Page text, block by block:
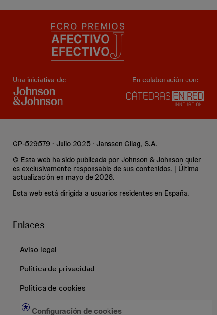
Una iniciativa de: En colaboración con:
CP-529579 · Julio 2025 · Janssen Cilag, S.A.
© Esta web ha sido publicada por Johnson & Johnson quien
es exclusivamente responsable de sus contenidos. | Última
actualización en mayo de 2026.
Esta web está dirigida a usuarios residentes en España.
Enlaces
Aviso legal
Política de privacidad
Política de cookies
Configuración de cookies